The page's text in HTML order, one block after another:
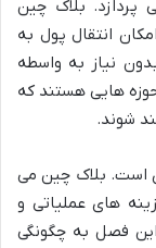
پردازد. بلاک چین
انتقال پول به
نیاز به واسطه
حوزه هایی هستند که
شوند.
است. بلاک چین می
های عملیاتی و
فصل به چگونگی